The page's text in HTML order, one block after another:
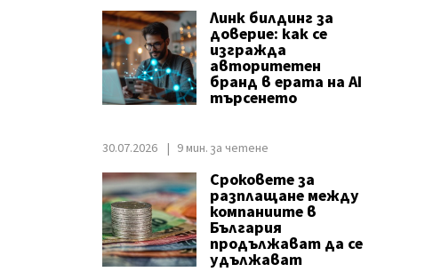
Линк билдинг за
доверие: как се
изгражда
авторитетен
бранд в ерата на AI
търсенето
30.07.2026 9 мин. за четене
Сроковете за
разплащане между
компаниите в
България
продължават да се
удължават